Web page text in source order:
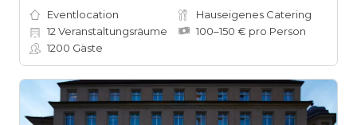
Eventlocation
Hauseigenes Catering
12 Veranstaltungsräume
100–150 € pro Person
1200 Gäste